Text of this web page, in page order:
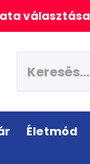
Életmód